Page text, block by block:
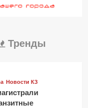
Тренды
Новости КЗ